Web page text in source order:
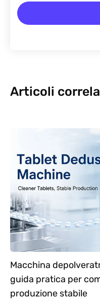
Articoli
Macchina
guida pratica per
produzione stabile